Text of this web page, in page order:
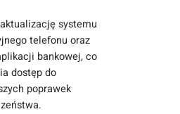
systemu
telefonu oraz
bankowej, co
dostęp do
poprawek